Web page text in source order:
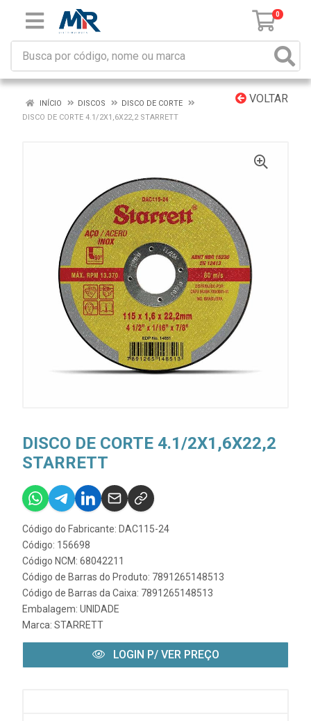
0
VOLTAR
INÍCIO DISCOS
DISCO DE CORTE
DISCO DE CORTE 4.1/2X1,6X22,2 STARRETT
DISCO DE CORTE 4.1/2X1,6X22,2
STARRETT
Código do Fabricante: DAC115-24
Código: 156698
Código NCM: 68042211
Código de Barras do Produto: 7891265148513
Código de Barras da Caixa: 7891265148513
Embalagem: UNIDADE
Marca: STARRETT
LOGIN P/ VER PREÇO